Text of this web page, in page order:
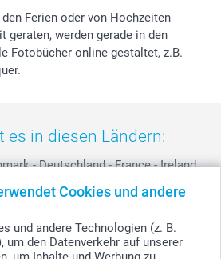
Cookies und andere
und andere Technologien (z. B.
um den Datenverkehr auf unserer
Ferien oder von Hochzeiten
geraten, werden gerade in den
Fotobücher online gestaltet, z.B.
in diesen Ländern:
- Deutschland - France - Ireland
Österreich - Schweiz Suisse -